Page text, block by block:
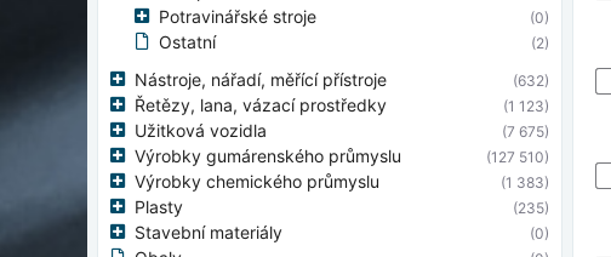
Potravinářské stroje (0)
Ostatní (2)
Nástroje, nářadí, měřící přístroje (632)
Řetězy, lana, vázací prostředky (1 123)
Užitková vozidla (7 675)
Výrobky gumárenského průmyslu (127 510)
Výrobky chemického průmyslu (1 383)
Plasty (235)
Stavební materiály (0)